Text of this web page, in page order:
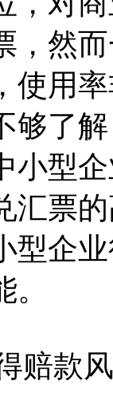
，然
使用
够了
小型
汇票
型企
款风